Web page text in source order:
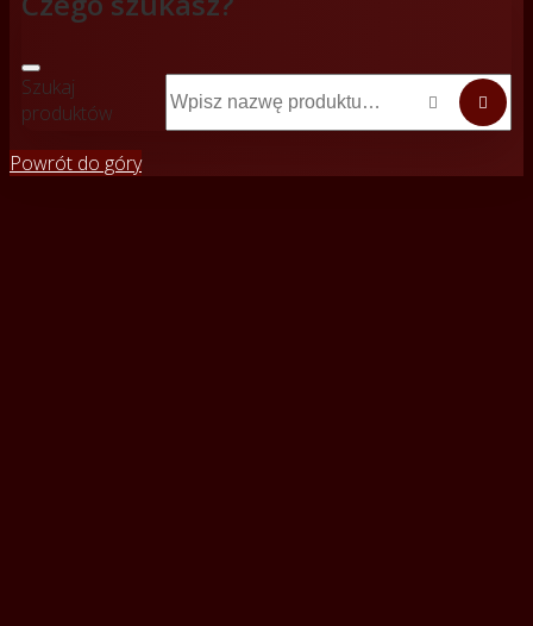
Szukaj
produktów
 
Powrót do góry